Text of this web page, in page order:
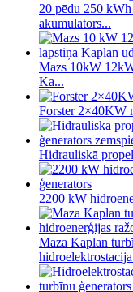
20 pēdu 250
akumulators...
Mazs 10kW
Ka...
Forster 2×40KW
Hidrauliskā
2200 kW
Maza Kaplan